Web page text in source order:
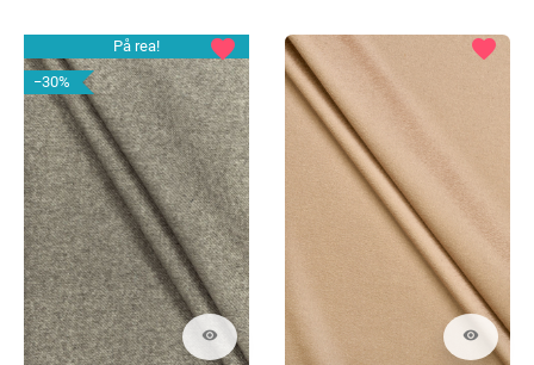
På rea!
−30%
visibility
favorite
visibility
favorite